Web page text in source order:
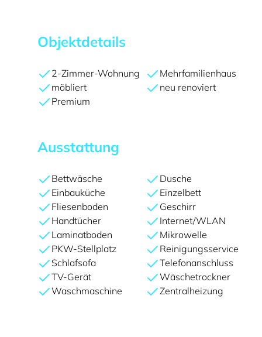
Objektdetails
2-Zimmer-Wohnung
Mehrfamilienhaus
möbliert
neu renoviert
Premium
Ausstattung
Bettwäsche
Dusche
Einbauküche
Einzelbett
Fliesenboden
Geschirr
Handtücher
Internet/WLAN
Laminatboden
Mikrowelle
PKW-Stellplatz
Reinigungsservice
Schlafsofa
Telefonanschluss
TV-Gerät
Wäschetrockner
Waschmaschine
Zentralheizung